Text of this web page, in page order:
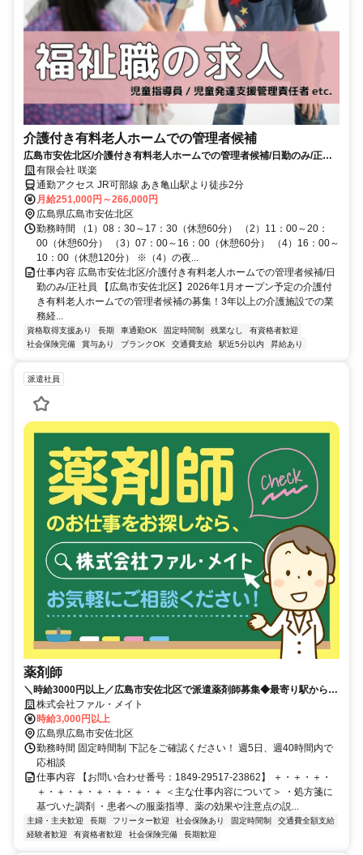
介護付き有料老人ホームでの管理者候補
広島市安佐北区/介護付き有料老人ホームでの管理者候補/日勤のみ/正社
員 有限会社 咲楽
通勤アクセス JR可部線 あき亀山駅より徒歩2分
月給251,000円～266,000円
広島県広島市安佐北区
勤務時間 （1）08：30～17：30（休憩60分） （2）11：00～20：
00（休憩60分） （3）07：00～16：00（休憩60分） （4）16：00～
10：00（休憩120分） ※（4）の夜...
仕事内容 広島市安佐北区/介護付き有料老人ホームでの管理者候補/日
勤のみ/正社員 【広島市安佐北区】2026年1月オープン予定の介護付
き有料老人ホームでの管理者候補の募集！3年以上の介護施設での業
務経...
資格取得支援あり 長期 車通勤OK 固定時間制 残業なし
有資格者歓迎
社会保険完備
賞与あり ブランクOK 交通費支給 駅近5分以内 昇給あり
派遣社員
薬剤師
＼時給3000円以上／広島市安佐北区で派遣薬剤師募集◆最寄り駅から徒
歩1分◆交通費支給
株式会社ファル・メイト
時給3,000円以上
広島県広島市安佐北区
勤務時間 固定時間制 下記をご確認ください！ 週5日、週40時間内で
応相談
仕事内容 【お問い合わせ番号：1849-29517-23862】 ＋・＋・＋・
＋・＋・＋・＋・＋・＋・＋ ＜主な仕事内容について＞ ・処方箋に
基づいた調剤 ・患者への服薬指導、薬の効果や注意点の説...
主婦・主夫歓迎 長期 フリーター歓迎 社会保険あり 固定時間制
交通費全額支給
経験者歓迎
有資格者歓迎 社会保険完備 長期歓迎